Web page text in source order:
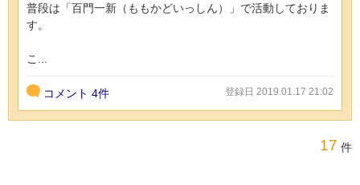
普段は「百門一新（ももかどいっしん）」で活動しておりま
す。
こ...
コメント 4件 登録日 2019.01.17 21:02
17 件